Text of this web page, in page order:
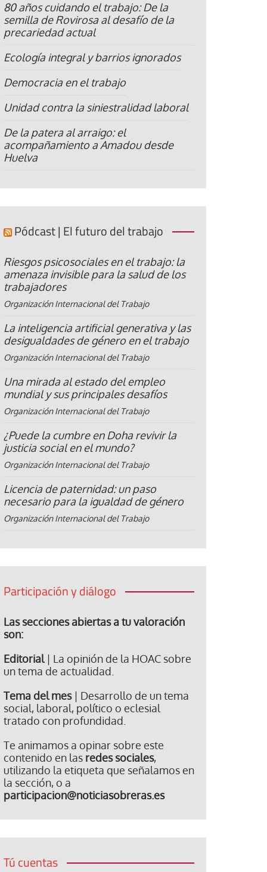
80 años cuidando el trabajo: De la
semilla de Rovirosa al desafío de la
precariedad actual
Ecología integral y barrios ignorados
Democracia en el trabajo
Unidad contra la siniestralidad laboral
De la patera al arraigo: el
acompañamiento a Amadou desde
Huelva
Pódcast | El futuro del trabajo
Riesgos psicosociales en el trabajo: la
amenaza invisible para la salud de los
trabajadores
Organización Internacional del Trabajo
La inteligencia artificial generativa y las
desigualdades de género en el trabajo
Organización Internacional del Trabajo
Una mirada al estado del empleo
mundial y sus principales desafíos
Organización Internacional del Trabajo
¿Puede la cumbre en Doha revivir la
justicia social en el mundo?
Organización Internacional del Trabajo
Licencia de paternidad: un paso
necesario para la igualdad de género
Organización Internacional del Trabajo
Participación y diálogo
Las secciones abiertas a tu valoración
son:
Editorial| La opinión de la HOAC sobre
un tema de actualidad.
Tema del mes| Desarrollo de un tema
social, laboral, político o eclesial
tratado con profundidad.
Te animamos a opinar sobre este
contenido en las redes sociales,
utilizando la etiqueta que señalamos en
la sección, o a
participacion@noticiasobreras.es
Tú cuentas